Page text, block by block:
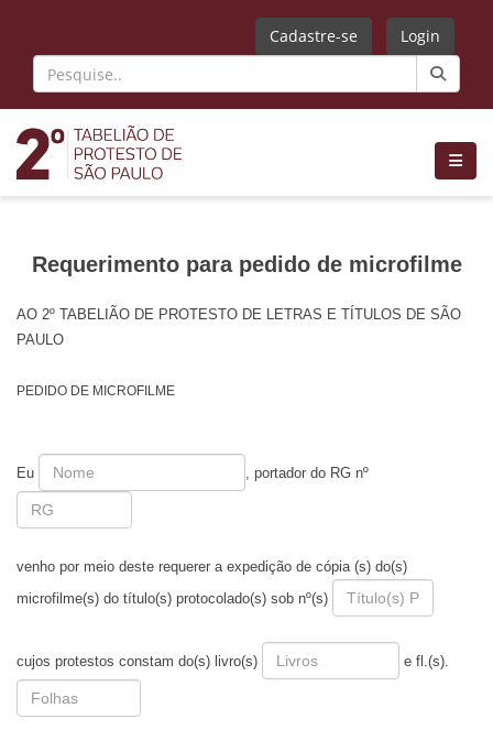
Cadastre-se Login
Requerimento para pedido de microfilme
AO 2º TABELIÃO DE PROTESTO DE LETRAS E TÍTULOS DE SÃO
PAULO
PEDIDO DE MICROFILME
Eu , portador do RG nº
venho por meio deste requerer a expedição de cópia (s) do(s)
microfilme(s) do título(s) protocolado(s) sob nº(s)
cujos protestos constam do(s) livro(s) e fl.(s).